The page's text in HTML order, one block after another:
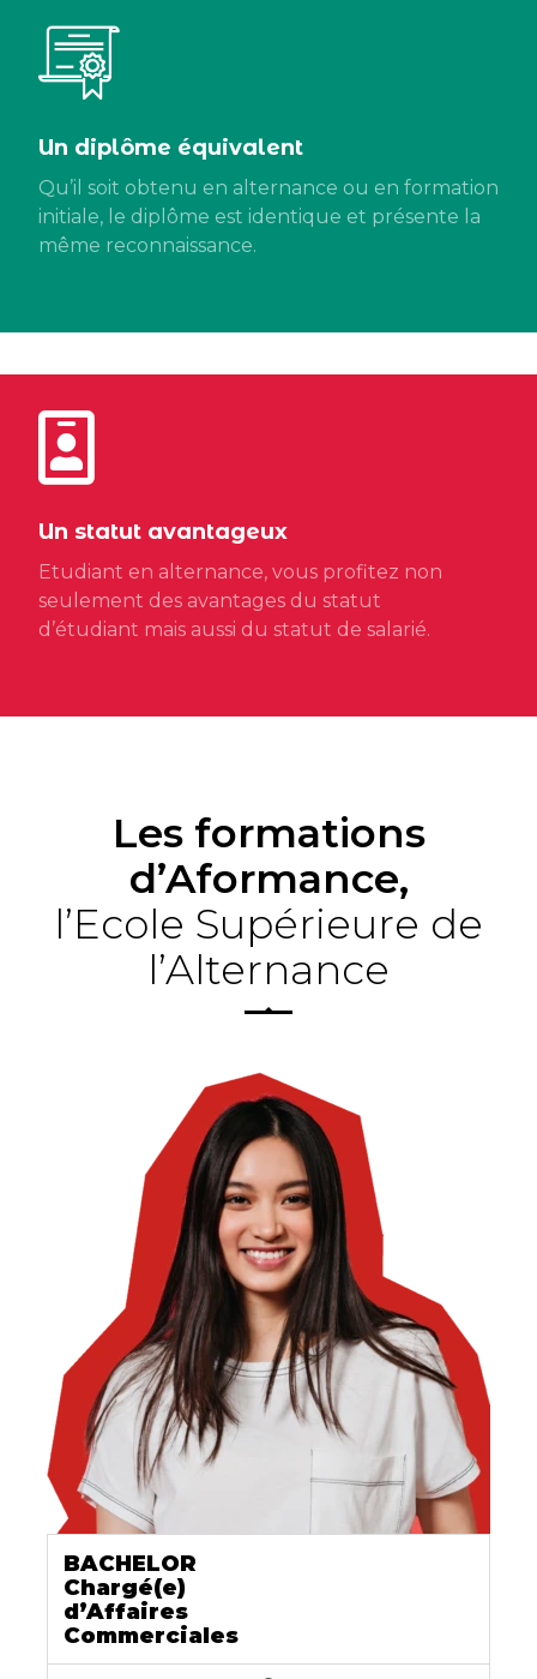
Un diplôme équivalent
Qu’il soit obtenu en alternance ou en formation
initiale, le diplôme est identique et présente la
même reconnaissance.
Un statut avantageux
Etudiant en alternance, vous profitez non
seulement des avantages du statut
d’étudiant mais aussi du statut de salarié.
Les formations
d’Aformance,
l’Ecole Supérieure de
l’Alternance
BACHELOR
Chargé(e)
d’Affaires
Commerciales